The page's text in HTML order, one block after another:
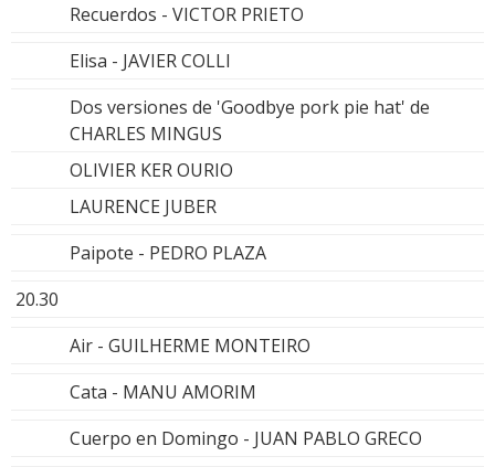
Recuerdos - VICTOR PRIETO
Elisa - JAVIER COLLI
Dos versiones de 'Goodbye pork pie hat' de
CHARLES MINGUS
OLIVIER KER OURIO
LAURENCE JUBER
Paipote - PEDRO PLAZA
20.30
Air - GUILHERME MONTEIRO
Cata - MANU AMORIM
Cuerpo en Domingo - JUAN PABLO GRECO